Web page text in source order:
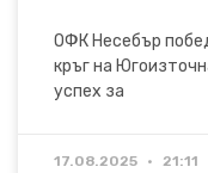
ОФК Несебър
кръг на
успех за
17.08.2025 21:11